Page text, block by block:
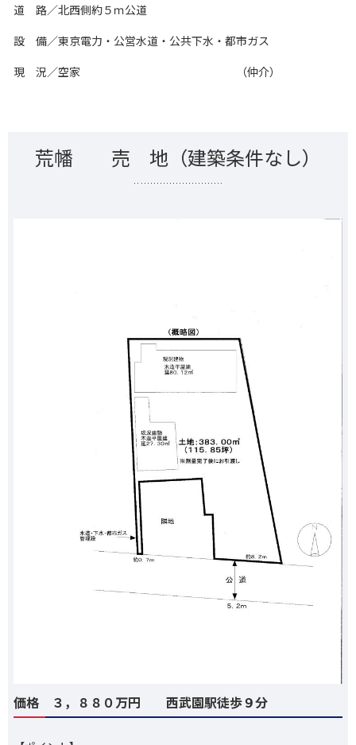
道 路／北西側約５ｍ公道
設 備／東京電力・公営水道・公共下水・都市ガス
現 況／空家 （仲介）
荒幡 売 地（建築条件なし）
価格 ３，８８０万円 西武園駅徒歩９分